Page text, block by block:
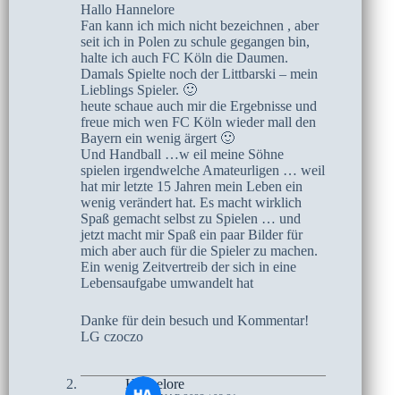
Hallo Hannelore
Fan kann ich mich nicht bezeichnen , aber
seit ich in Polen zu schule gegangen bin,
halte ich auch FC Köln die Daumen.
Damals Spielte noch der Littbarski – mein
Lieblings Spieler. 🙂
heute schaue auch mir die Ergebnisse und
freue mich wen FC Köln wieder mall den
Bayern ein wenig ärgert 🙂
Und Handball …w eil meine Söhne
spielen irgendwelche Amateurligen … weil
hat mir letzte 15 Jahren mein Leben ein
wenig verändert hat. Es macht wirklich
Spaß gemacht selbst zu Spielen … und
jetzt macht mir Spaß ein paar Bilder für
mich aber auch für die Spieler zu machen.
Ein wenig Zeitvertreib der sich in eine
Lebensaufgabe umwandelt hat
Danke für dein besuch und Kommentar!
LG czoczo
Hannelore